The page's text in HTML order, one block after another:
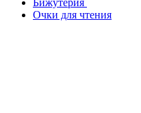
Очки для чтения